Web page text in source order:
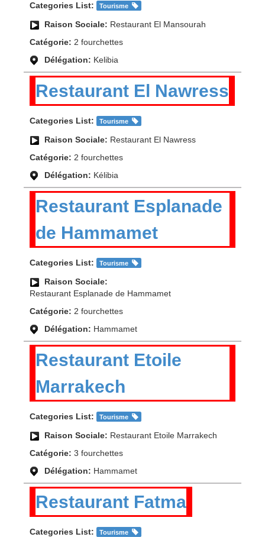
Categories List: Tourisme
Raison Sociale: Restaurant El Mansourah
Catégorie: 2 fourchettes
Délégation: Kelibia
Restaurant El Nawress
Categories List: Tourisme
Raison Sociale: Restaurant El Nawress
Catégorie: 2 fourchettes
Délégation: Kélibia
Restaurant Esplanade
de Hammamet
Categories List: Tourisme
Raison Sociale:
Restaurant Esplanade de Hammamet
Catégorie: 2 fourchettes
Délégation: Hammamet
Restaurant Etoile
Marrakech
Categories List: Tourisme
Raison Sociale: Restaurant Etoile Marrakech
Catégorie: 3 fourchettes
Délégation: Hammamet
Restaurant Fatma
Categories List: Tourisme